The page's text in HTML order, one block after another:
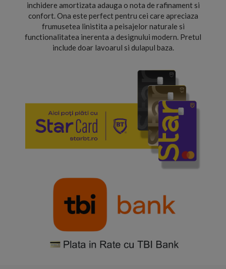
inchidere amortizata adauga o nota de rafinament si
confort. Ona este perfect pentru cei care apreciaza
frumusetea linistita a peisajelor naturale si
functionalitatea inerenta a designului modern. Pretul
include doar lavoarul si dulapul baza.